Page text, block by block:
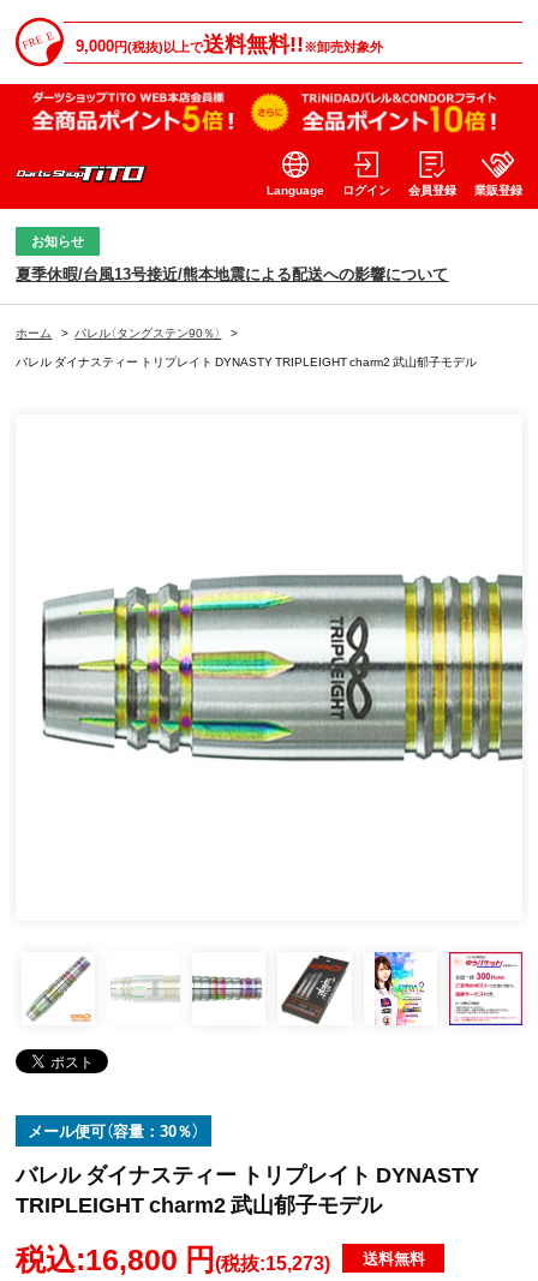
9,000円(税抜)以上で送料無料!!※卸売対象外
Language ログイン 会員登録 業販登録
お知らせ
夏季休暇/台風13号接近/熊本地震による配送への影響について
ホーム > バレル（タングステン90％）
>
バレル ダイナスティー トリプレイト DYNASTY TRIPLEIGHT charm2 武山郁子モデル
メール便可（容量：30％）
バレル ダイナスティー トリプレイト DYNASTY
TRIPLEIGHT charm2 武山郁子モデル
税込:16,800 円(税抜:15,273) 送料無料